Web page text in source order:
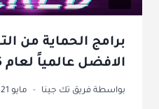
برامج الحماية من
الافضل عالمياً لعام 2025
بواسطة فريق تك جينا مايو 21, 2021